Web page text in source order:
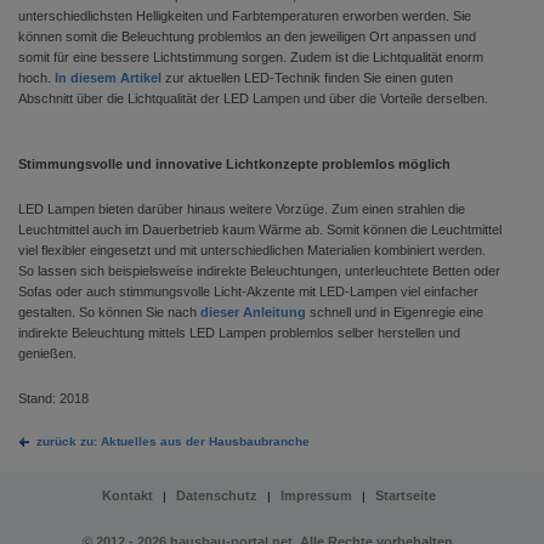
unterschiedlichsten Helligkeiten und Farbtemperaturen erworben werden. Sie
können somit die Beleuchtung problemlos an den jeweiligen Ort anpassen und
somit für eine bessere Lichtstimmung sorgen. Zudem ist die Lichtqualität enorm
hoch. In diesem Artikel zur aktuellen LED-Technik finden Sie einen guten
Abschnitt über die Lichtqualität der LED Lampen und über die Vorteile derselben.
Stimmungsvolle und innovative Lichtkonzepte problemlos möglich
LED Lampen bieten darüber hinaus weitere Vorzüge. Zum einen strahlen die
Leuchtmittel auch im Dauerbetrieb kaum Wärme ab. Somit können die Leuchtmittel
viel flexibler eingesetzt und mit unterschiedlichen Materialien kombiniert werden.
So lassen sich beispielsweise indirekte Beleuchtungen, unterleuchtete Betten oder
Sofas oder auch stimmungsvolle Licht-Akzente mit LED-Lampen viel einfacher
gestalten. So können Sie nach dieser Anleitung schnell und in Eigenregie eine
indirekte Beleuchtung mittels LED Lampen problemlos selber herstellen und
genießen.
Stand: 2018
zurück zu: Aktuelles aus der Hausbaubranche
Kontakt | Datenschutz | Impressum | Startseite